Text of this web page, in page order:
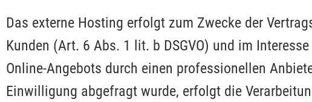
Das externe Hosting erfolgt zum Zwecke der
Kunden (Art. 6 Abs. 1 lit. b DSGVO) und im
Online-Angebots durch einen professionellen
Einwilligung abgefragt wurde, erfolgt die